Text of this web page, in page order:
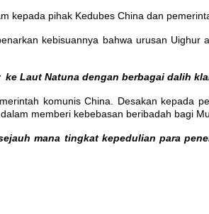
kepada pihak Kedubes China dan
kebisuannya bahwa urusan
Laut Natuna dengan berbagai dalih
komunis China. Desakan kepada
memberi kebebasan beribadah bagi
mana tingkat kepedulian para